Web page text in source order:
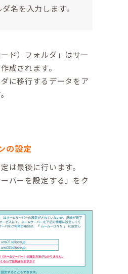
名を入力します。
ード）フォルダ」はサー
成されます。
に移行するデータをア
の設定
は最後に行います。
ーバーを設定する」をク